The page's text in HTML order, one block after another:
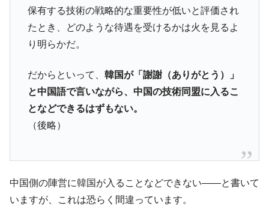
保有する技術の戦略的な重要性が低いと評価され
たとき、どのような待遇を受けるかは火を見るよ
り明らかだ。
だからといって、 韓国が「謝謝（ありがとう）」
と中国語で言いながら、中国の技術同盟に入るこ
となどできるはずもない。
（後略）
中国側の陣営に韓国が入ることなどできない――と書いて
いますが、これは恐らく間違っています。